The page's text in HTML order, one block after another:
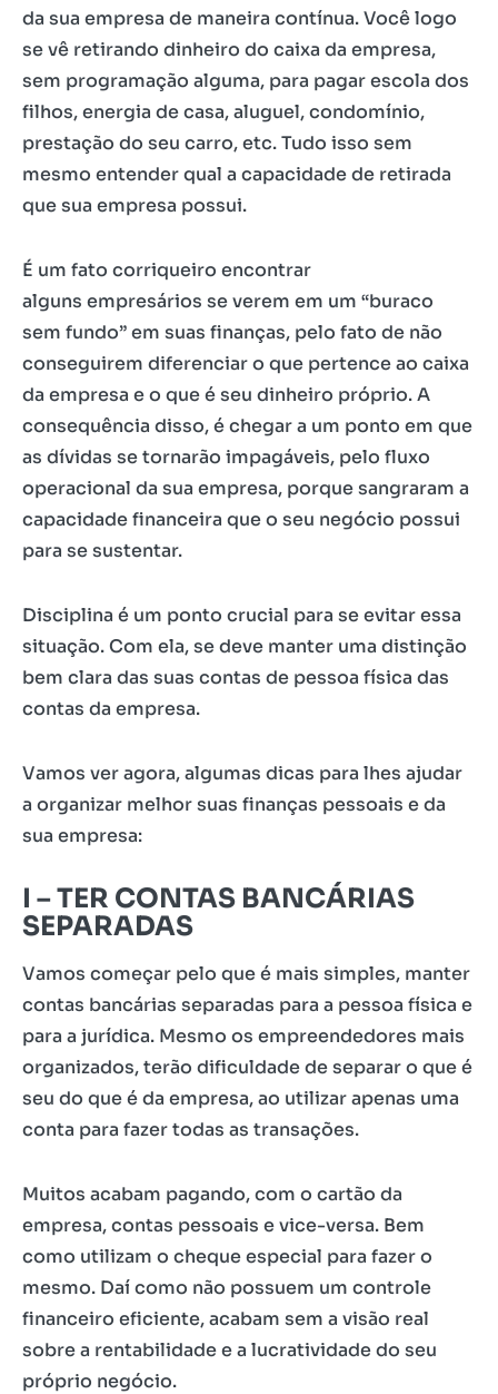
da sua empresa de maneira contínua. Você logo
se vê retirando dinheiro do caixa da empresa,
sem programação alguma, para pagar escola dos
filhos, energia de casa, aluguel, condomínio,
prestação do seu carro, etc. Tudo isso sem
mesmo entender qual a capacidade de retirada
que sua empresa possui.
É um fato corriqueiro encontrar
alguns empresários se verem em um “buraco
sem fundo” em suas finanças, pelo fato de não
conseguirem diferenciar o que pertence ao caixa
da empresa e o que é seu dinheiro próprio. A
consequência disso, é chegar a um ponto em que
as dívidas se tornarão impagáveis, pelo fluxo
operacional da sua empresa, porque sangraram a
capacidade financeira que o seu negócio possui
para se sustentar.
Disciplina é um ponto crucial para se evitar essa
situação. Com ela, se deve manter uma distinção
bem clara das suas contas de pessoa física das
contas da empresa.
Vamos ver agora, algumas dicas para lhes ajudar
a organizar melhor suas finanças pessoais e da
sua empresa:
I –TER CONTAS BANCÁRIAS
SEPARADAS
Vamos começar pelo que é mais simples, manter
contas bancárias separadas para a pessoa física e
para a jurídica. Mesmo os empreendedores mais
organizados, terão dificuldade de separar o que é
seu do que é da empresa, ao utilizar apenas uma
conta para fazer todas as transações.
Muitos acabam pagando, com o cartão da
empresa, contas pessoais e vice-versa. Bem
como utilizam o cheque especial para fazer o
mesmo. Daí como não possuem um controle
financeiro eficiente, acabam sem a visão real
sobre a rentabilidade e a lucratividade do seu
próprio negócio.